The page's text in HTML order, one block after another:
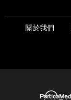
關於我們